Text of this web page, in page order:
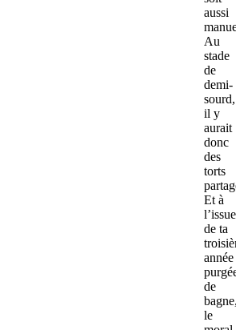
aussi
Au
stade
de
demi-
sourd,
il y
aurait
donc
des
torts
Et à
l’issue
de ta
année
de
le